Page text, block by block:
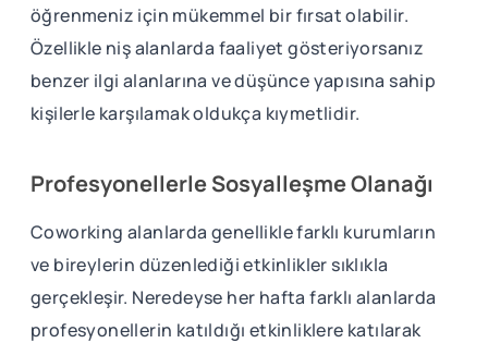
öğrenmeniz için mükemmel bir fırsat olabilir.
Özellikle niş alanlarda faaliyet gösteriyorsanız
benzer ilgi alanlarına ve düşünce yapısına sahip
kişilerle karşılamak oldukça kıymetlidir.
Profesyonellerle Sosyalleşme Olanağı
Coworking alanlarda genellikle farklı kurumların
ve bireylerin düzenlediği etkinlikler sıklıkla
gerçekleşir. Neredeyse her hafta farklı alanlarda
profesyonellerin katıldığı etkinliklere katılarak